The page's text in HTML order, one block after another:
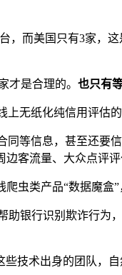
，而美国只有3家，
才是合理的。 也只有
无纸化纯信用评估
等信息，甚至还
客流量、大众点评
虫类产品“数据魔盒
银行识别欺诈行
技术出身的团队，自